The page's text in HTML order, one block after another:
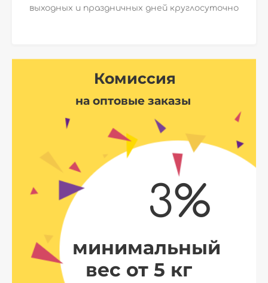
выходных и праздничных дней круглосуточно
Комиссия
на оптовые заказы
3%
минимальный
вес от 5 кг